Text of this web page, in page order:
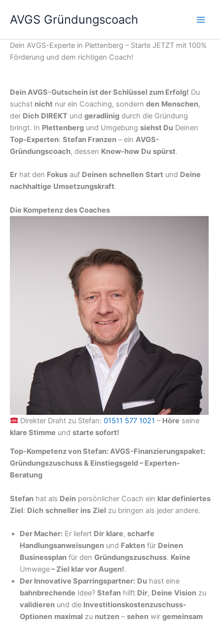
InhaltAVGS Gründungscoach
Dein AVGS-Experte in Plettenberg – Starte JETZT mit 100%
Förderung und dem richtigen Coach!
Dein AVGS-Gutschein ist der Schlüssel zum Erfolg! Du
suchst nicht nur ein Coaching, sondern den Menschen,
der Dich DIREKT und geradlinig durch die Gründung
bringt. In Plettenberg und Umgebung siehst Du Deinen
Top-Experten: Stefan Franzen – ein AVGS-
Gründungscoach, dessen Know-how Du spürst.
Er hat den Fokus auf Deinen schnellen Start und Deine
nachhaltige Umsetzungskraft.
Die Kompetenz des Coaches
Direkter Draht zu Stefan: 01511 577 1021 – Höre seine
klare Stimme und starte sofort!
Top-Kompetenz von Stefan: AVGS-Finanzierungspaket:
Gründungszuschuss & Einstiegsgeld – Experten-
Beratung
Stefan hat als Dein persönlicher Coach ein klar definiertes
Ziel: Dich schneller ins Ziel zu bringen als jeder andere.
Der Macher: Er liefert Dir klare, scharfe
Handlungsanweisungen und Fakten für Deinen
Businessplan für den Gründungszuschuss. Keine
Umwege–Ziel klar vor Augen!.
Der Innovative Sparringspartner: Du hast eine
bahnbrechende Idee? Stefan hilft Dir, Deine Vision zu
validieren und die Investitionskostenzuschuss-
Optionen maximal zu nutzen –sehen wir gemeinsam